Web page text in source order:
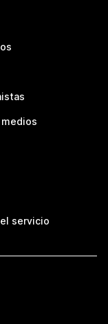
medios
servicio